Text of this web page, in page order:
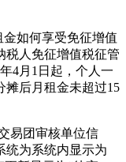
金如何享受免征增值
税人免征增值税征管
4月1日起，个人一
摊后月租金未超过15
易团审核单位信
统为系统内显示为